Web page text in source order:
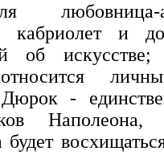
кабриолет и
об
Дюрок -
Наполеона,
будет